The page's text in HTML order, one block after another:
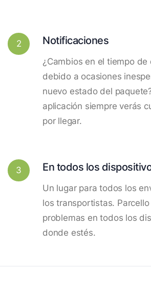
2 Notificaciones
¿Cambios en el tiempo de
debido a ocasiones
nuevo estado del
aplicación siempre verás
por llegar.
3 En todos los
Un lugar para todos los
los transportistas.
problemas en todos los
donde estés.